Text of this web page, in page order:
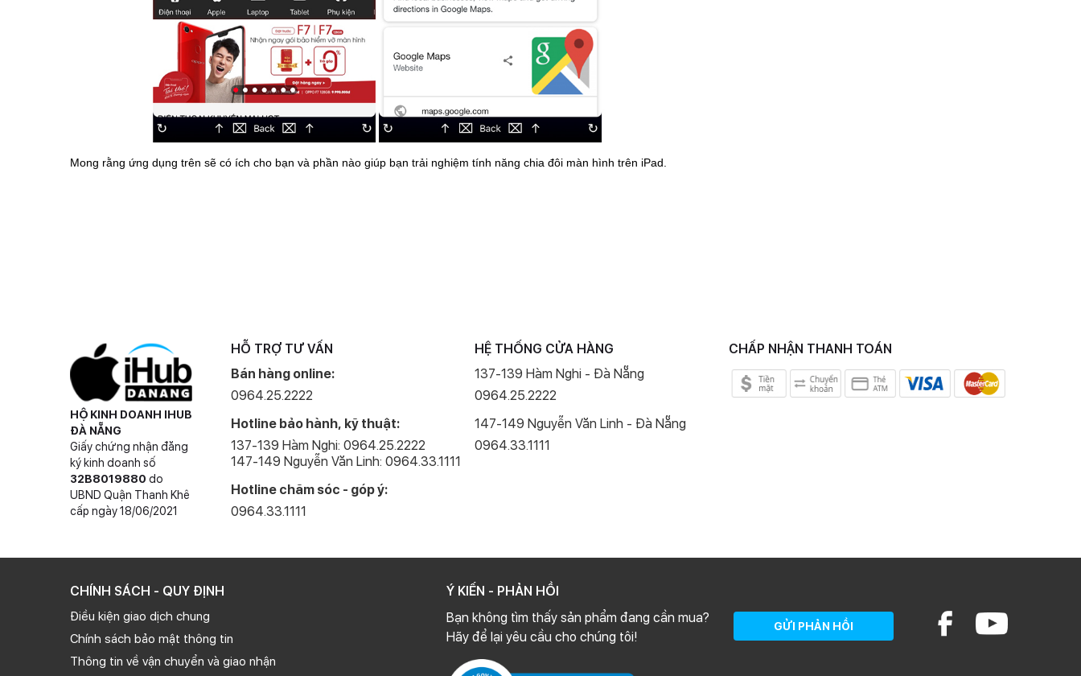
Mong rằng ứng dụng trên sẽ có ích cho bạn và phần nào giúp bạn trải nghiệm tính năng chia đôi màn hình trên iPad.
HỘ KINH DOANH IHUB
ĐÀ NẴNG
Giấy chứng nhận đăng
ký kinh doanh số
32B8019880 do
UBND Quận Thanh Khê
cấp ngày 18/06/2021
HỖ TRỢ TƯ VẤN
Bán hàng online:
0964.25.2222
Hotline bảo hành, kỹ thuật:
137-139 Hàm Nghi: 0964.25.2222
147-149 Nguyễn Văn Linh: 0964.33.1111
Hotline chăm sóc - góp ý:
0964.33.1111
HỆ THỐNG CỬA HÀNG
137-139 Hàm Nghi - Đà Nẵng
0964.25.2222
147-149 Nguyễn Văn Linh - Đà Nẵng
0964.33.1111
CHẤP NHẬN THANH TOÁN
CHÍNH SÁCH - QUY ĐỊNH
Điều kiện giao dịch chung
Chính sách bảo mật thông tin
Thông tin về vận chuyển và giao nhận
Ý KIẾN - PHẢN HỒI
Bạn không tìm thấy sản phẩm đang cần mua?
Hãy để lại yêu cầu cho chúng tôi!
GỬI PHẢN HỒI